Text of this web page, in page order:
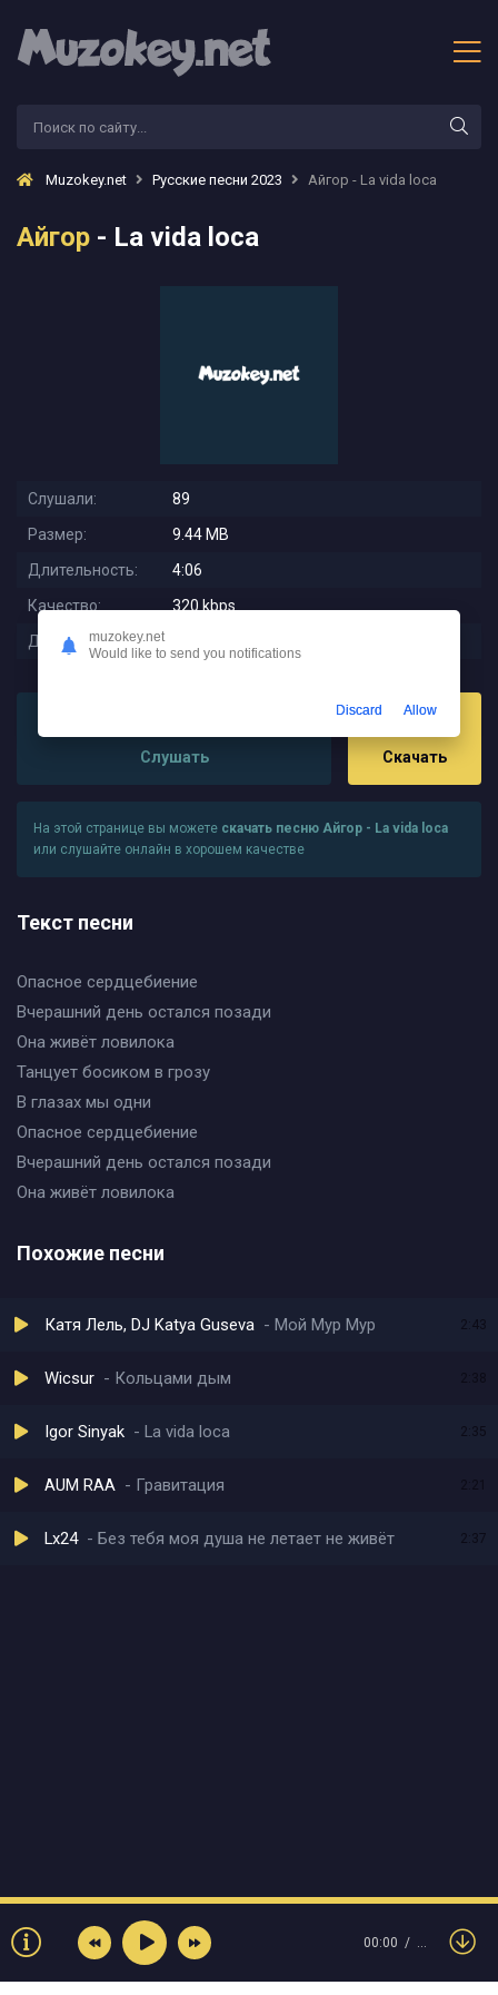
Muzokey.net Русские песни 2023 Айгор - La vida loca
Айгор - La vida loca
Слушали:
89
Размер:
9.44 MB
Длительность:
4:06
Качество:
320 kbps
Дата релиза:
Слушать Скачать
На этой странице вы можете скачать песню Айгор - La vida loca
или слушайте онлайн в хорошем качестве
Текст песни
Опасное сердцебиение
Вчерашний день остался позади
Она живёт ловилока
Танцует босиком в грозу
В глазах мы одни
Опасное сердцебиение
Вчерашний день остался позади
Она живёт ловилока
Похожие песни
Катя Лель, DJ Katya Guseva Мой Мур Мур 2:43
Wicsur Кольцами дым
Igor Sinyak La vida loca 2:35
AUM RAA Гравитация
Lx24 Без тебя моя душа не летает не живёт 2:37
00:00 …
muzokey.net
Would like to send you notifications
Discard Allow